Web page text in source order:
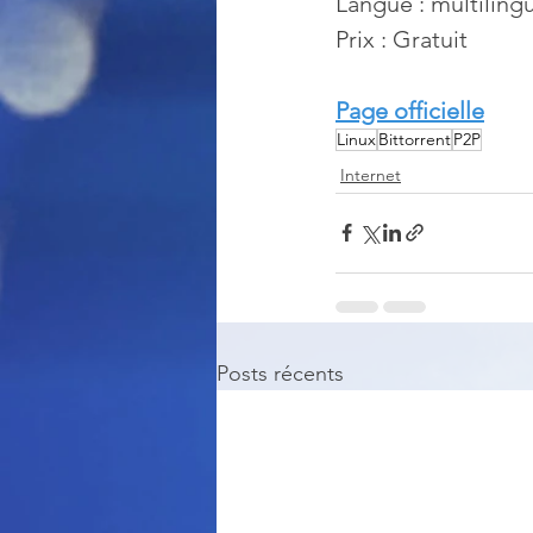
Prix : Gratuit
Page officielle
LinuxBittorrentP2P
Internet
Posts récents